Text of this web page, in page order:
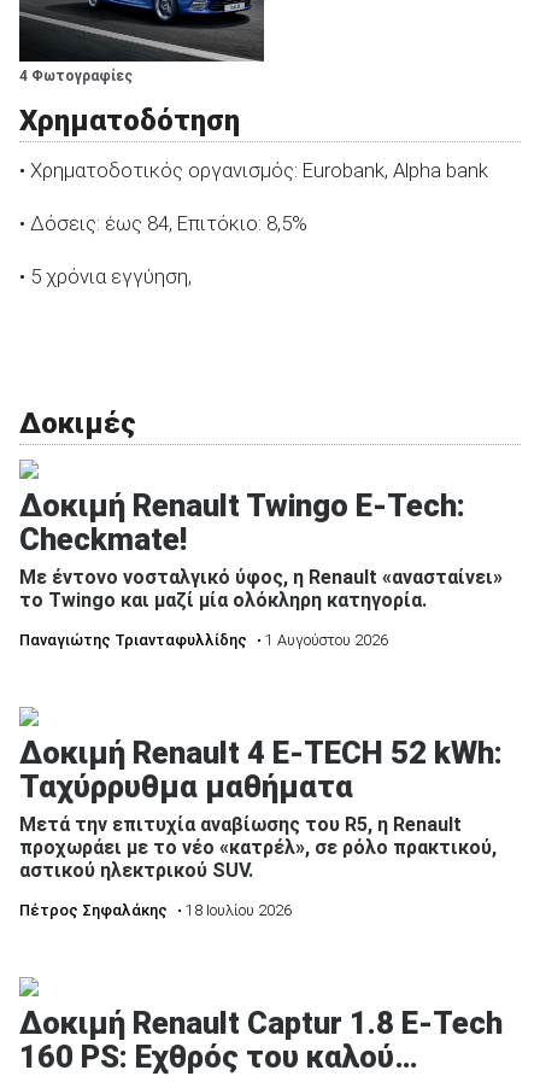
4 Φωτογραφίες
Χρηματοδότηση
• Χρηματοδοτικός οργανισμός: Eurobank, Alpha bank
• Δόσεις: έως 84, Επιτόκιο: 8,5%
• 5 χρόνια εγγύηση,
Δοκιμές
Δοκιμή Renault Twingo E-Tech:
Checkmate!
Με έντονο νοσταλγικό ύφος, η Renault «ανασταίνει»
το Twingo και μαζί μία ολόκληρη κατηγορία.
Παναγιώτης Τριανταφυλλίδης • 1 Αυγούστου 2026
Δοκιμή Renault 4 E-TECH 52 kWh:
Ταχύρρυθμα μαθήματα
Μετά την επιτυχία αναβίωσης του R5, η Renault
προχωράει με το νέο «κατρέλ», σε ρόλο πρακτικού,
αστικού ηλεκτρικού SUV.
Πέτρος Σηφαλάκης • 18 Ιουλίου 2026
Δοκιμή Renault Captur 1.8 E-Tech
160 PS: Εχθρός του καλού…